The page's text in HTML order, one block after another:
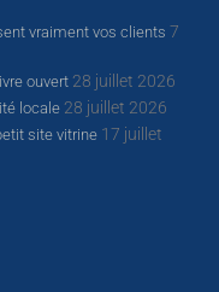
vraiment vos clients 7
ouvert 28 juillet 2026
locale 28 juillet 2026
site vitrine 17 juillet